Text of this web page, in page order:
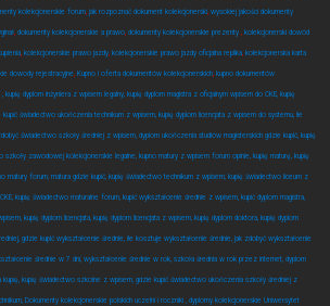
kolekcjonerskie forum, jak rozpoznać dokument kolekcjonerski, wysokiej jakości dokumenty
, dokumenty kolekcjonerskie a prawo, dokumenty kolekcjonerskie prezenty , kolekcjonerski dowód
, kolekcjonerskie prawo jazdy, kolekcjonerskie prawo jazdy oficjalna replika, kolekcjonerska karta
dowody rejestracyjne, Kupno i oferta dokumentów kolekcjonerskich, kupno dokumentów
dyplom inżyniera z wpisem legalny, kupię dyplom magistra z oficjalnym wpisem do CKE, kupię
świadectwo ukończenia technikum z wpisem, kupię dyplom licencjata z wpisem do systemu, ile
świadectwo szkoły średniej z wpisem, dyplom ukończenia studiów magisterskich gdzie kupić, kupię
szkoły zawodowej kolekcjonerskie legalne, kupno matury z wpisem forum opinie, kupię maturę, kupię
matury forum, matura gdzie kupić, kupię świadectwo technikum z wpisem, kupię świadectwo liceum z
kupię świadectwo maturalne forum, kupić wykształcenie średnie z wpisem, kupić dyplom magistra,
kupię dyplom licencjata, kupię dyplom licencjata z wpisem, kupię dyplom doktora, kupię dyplom
gdzie kupić wykształcenie średnie, ile kosztuje wykształcenie średnie, jak zdobyć wykształcenie
średnie w 7 dni, wykształcenie średnie w rok, szkoła średnia w rok przez internet, dyplom
kupię, kupię świadectwo szkolne z wpisem, gdzie kupić świadectwo ukończenia szkoły średniej z
Dokumenty kolekcjonerskie polskich uczelni i roczniki , dyplomy kolekcjonerskie Uniwersytet